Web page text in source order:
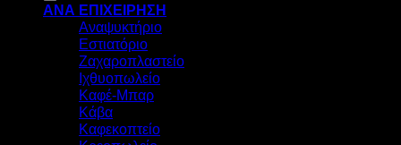
ΑΝΑ ΕΠΙΧΕΙΡΗΣΗ
Αναψυκτήριο
Εστιατόριο
Ζαχαροπλαστείο
Ιχθυοπωλείο
Καφέ-Μπαρ
Κάβα
Καφεκοπτείο